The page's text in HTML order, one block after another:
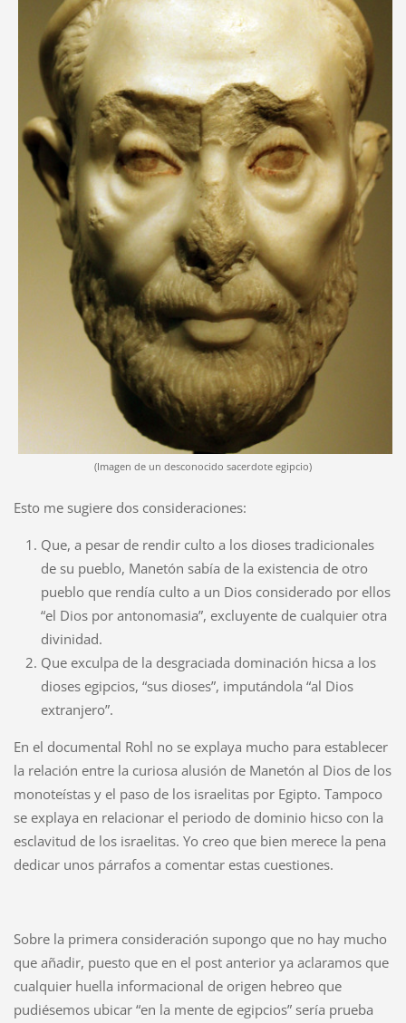
(Imagen de un desconocido sacerdote egipcio)
Esto me sugiere dos consideraciones:
Que, a pesar de rendir culto a los dioses tradicionales
de su pueblo, Manetón sabía de la existencia de otro
pueblo que rendía culto a un Dios considerado por ellos
“el Dios por antonomasia”, excluyente de cualquier otra
divinidad.
Que exculpa de la desgraciada dominación hicsa a los
dioses egipcios, “sus dioses”, imputándola “al Dios
extranjero”.
En el documental Rohl no se explaya mucho para establecer
la relación entre la curiosa alusión de Manetón al Dios de los
monoteístas y el paso de los israelitas por Egipto. Tampoco
se explaya en relacionar el periodo de dominio hicso con la
esclavitud de los israelitas. Yo creo que bien merece la pena
dedicar unos párrafos a comentar estas cuestiones.
Sobre la primera consideración supongo que no hay mucho
que añadir, puesto que en el post anterior ya aclaramos que
cualquier huella informacional de origen hebreo que
pudiésemos ubicar “en la mente de egipcios” sería prueba